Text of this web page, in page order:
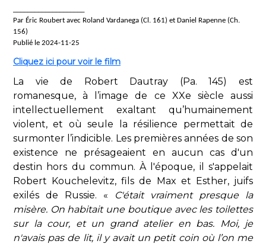
Par Éric Roubert avec Roland Vardanega (Cl. 161) et Daniel Rapenne (Ch.
156)
Publié le 2024-11-25
Cliquez ici pour voir le film
La vie de Robert Dautray (Pa. 145) est
romanesque, à l’image de ce XXe siècle aussi
intellectuellement exaltant qu’humainement
violent, et où seule la résilience permettait de
surmonter l’indicible. Les premières années de son
existence ne présageaient en aucun cas d'un
destin hors du commun. À l'époque, il s'appelait
Robert Kouchelevitz, fils de Max et Esther, juifs
exilés de Russie. «
C'était vraiment presque la
misère. On habitait une boutique avec les toilettes
sur la cour, et un grand atelier en bas. Moi, je
n'avais pas de lit, il y avait un petit coin où l’on me